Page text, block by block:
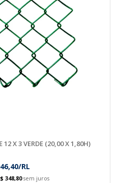
X 3 VERDE (20,00 X 1,80H)
RL
348,80sem juros